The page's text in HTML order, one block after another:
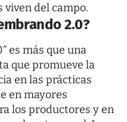
viven del campo.
2.0?
es más que una
que promueve la
en las prácticas
en mayores
los productores y en